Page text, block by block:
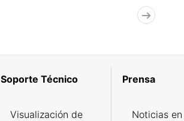
Soporte Técnico
Visualización de
Prensa
Noticias